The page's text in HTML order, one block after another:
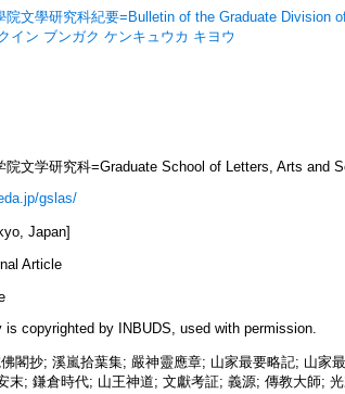
院文學研究科紀要=Bulletin of the Graduate Division
イン ブンガク ケンキュウカ キヨウ
院文学研究科=Graduate School of Letters, Arts and
gslas/
Japan]
Article
is copyrighted by INBUDS, used with permission.
閣抄; 溪嵐拾葉集; 嚴神靈應章; 山家最要略記; 山家
末; 鎌倉時代; 山王神道; 文獻考証; 義源; 傳教大師;